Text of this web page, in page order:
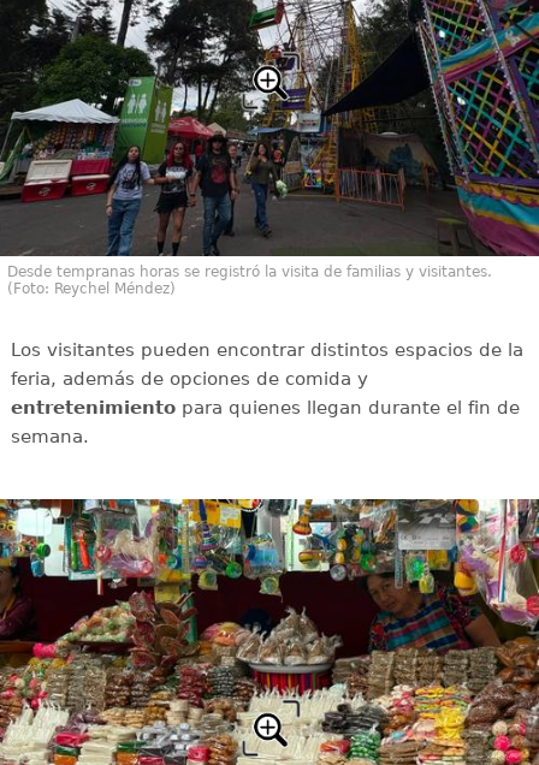
Desde tempranas horas se registró la visita de familias y visitantes.
(Foto: Reychel Méndez)
Los visitantes pueden encontrar distintos espacios de la
feria, además de opciones de comida y
entretenimientopara quienes llegan durante el fin de
semana.